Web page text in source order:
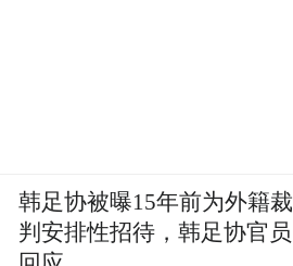
韩足协被曝15年前为外籍裁
判安排性招待，韩足协官员